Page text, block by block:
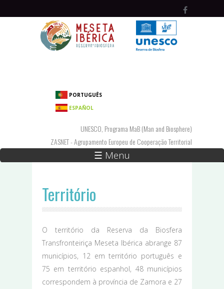
PORTUGUÊS
ESPAÑOL
UNESCO, Programa MaB (Man and Biosphere)
ZASNET - Agrupamento Europeu de Cooperação Territorial
☰ Menu
Território
O território da Reserva da Biosfera
Transfronteiriça Meseta Ibérica abrange 87
municípios, 12 em território português e
75 em território espanhol, 48 municípios
correspondem à província de Zamora e 27